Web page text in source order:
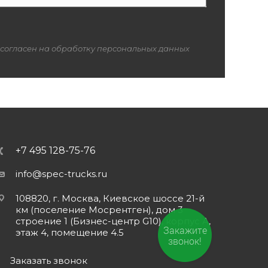
на обработку персональных данных
+7 495 128-75-76
info@spec-trucks.ru
108820, г. Москва, Киевское шоссе 21-й
км (поселение Мосрентген), дом 3
строение 1 (Бизнес-центр G10), корпус А,
этаж 4, помещение 4.5
Заказать звонок
Закажите
звонок!